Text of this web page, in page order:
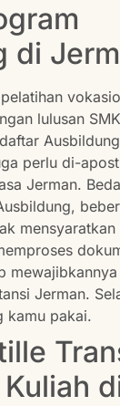
di
lulusan
perlu di-
Jerman.
Jerman.
kamu pakai.